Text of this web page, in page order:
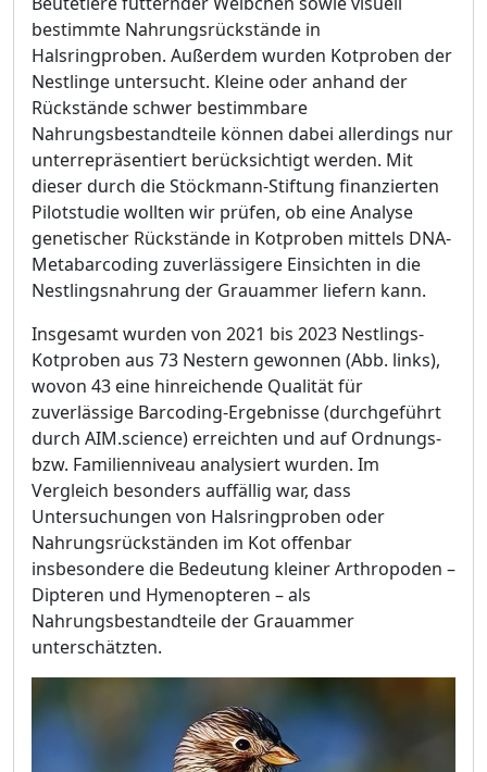
bestimmte Nahrungsrückstände in
Halsringproben. Außerdem wurden Kotproben der
Nestlinge untersucht. Kleine oder anhand der
Rückstände schwer bestimmbare
Nahrungsbestandteile können dabei allerdings nur
unterrepräsentiert berücksichtigt werden. Mit
dieser durch die Stöckmann-Stiftung finanzierten
Pilotstudie wollten wir prüfen, ob eine Analyse
genetischer Rückstände in Kotproben mittels DNA-
Metabarcoding zuverlässigere Einsichten in die
Nestlingsnahrung der Grauammer liefern kann.
Insgesamt wurden von 2021 bis 2023 Nestlings-
Kotproben aus 73 Nestern gewonnen (Abb. links),
wovon 43 eine hinreichende Qualität für
zuverlässige Barcoding-Ergebnisse (durchgeführt
durch AIM.science) erreichten und auf Ordnungs-
bzw. Familienniveau analysiert wurden. Im
Vergleich besonders auffällig war, dass
Untersuchungen von Halsringproben oder
Nahrungsrückständen im Kot offenbar
insbesondere die Bedeutung kleiner Arthropoden –
Dipteren und Hymenopteren – als
Nahrungsbestandteile der Grauammer
unterschätzten.